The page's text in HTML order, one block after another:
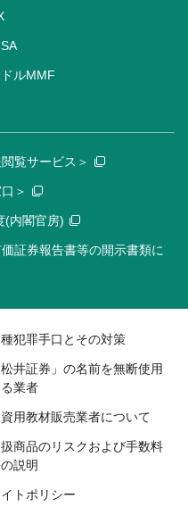
ルMMF
覧サービス＞
＞
(内閣官房)
証券報告書等の開示書類に
犯罪手口とその対策
松井証券」の名前を無断使用
業者
用教材販売業者について
商品のリスクおよび手数料
説明
トポリシー